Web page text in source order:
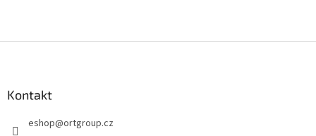
Kontakt
eshop@ortgroup.cz